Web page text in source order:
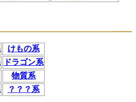
けもの系
ドラゴン系
物質系
？？？系